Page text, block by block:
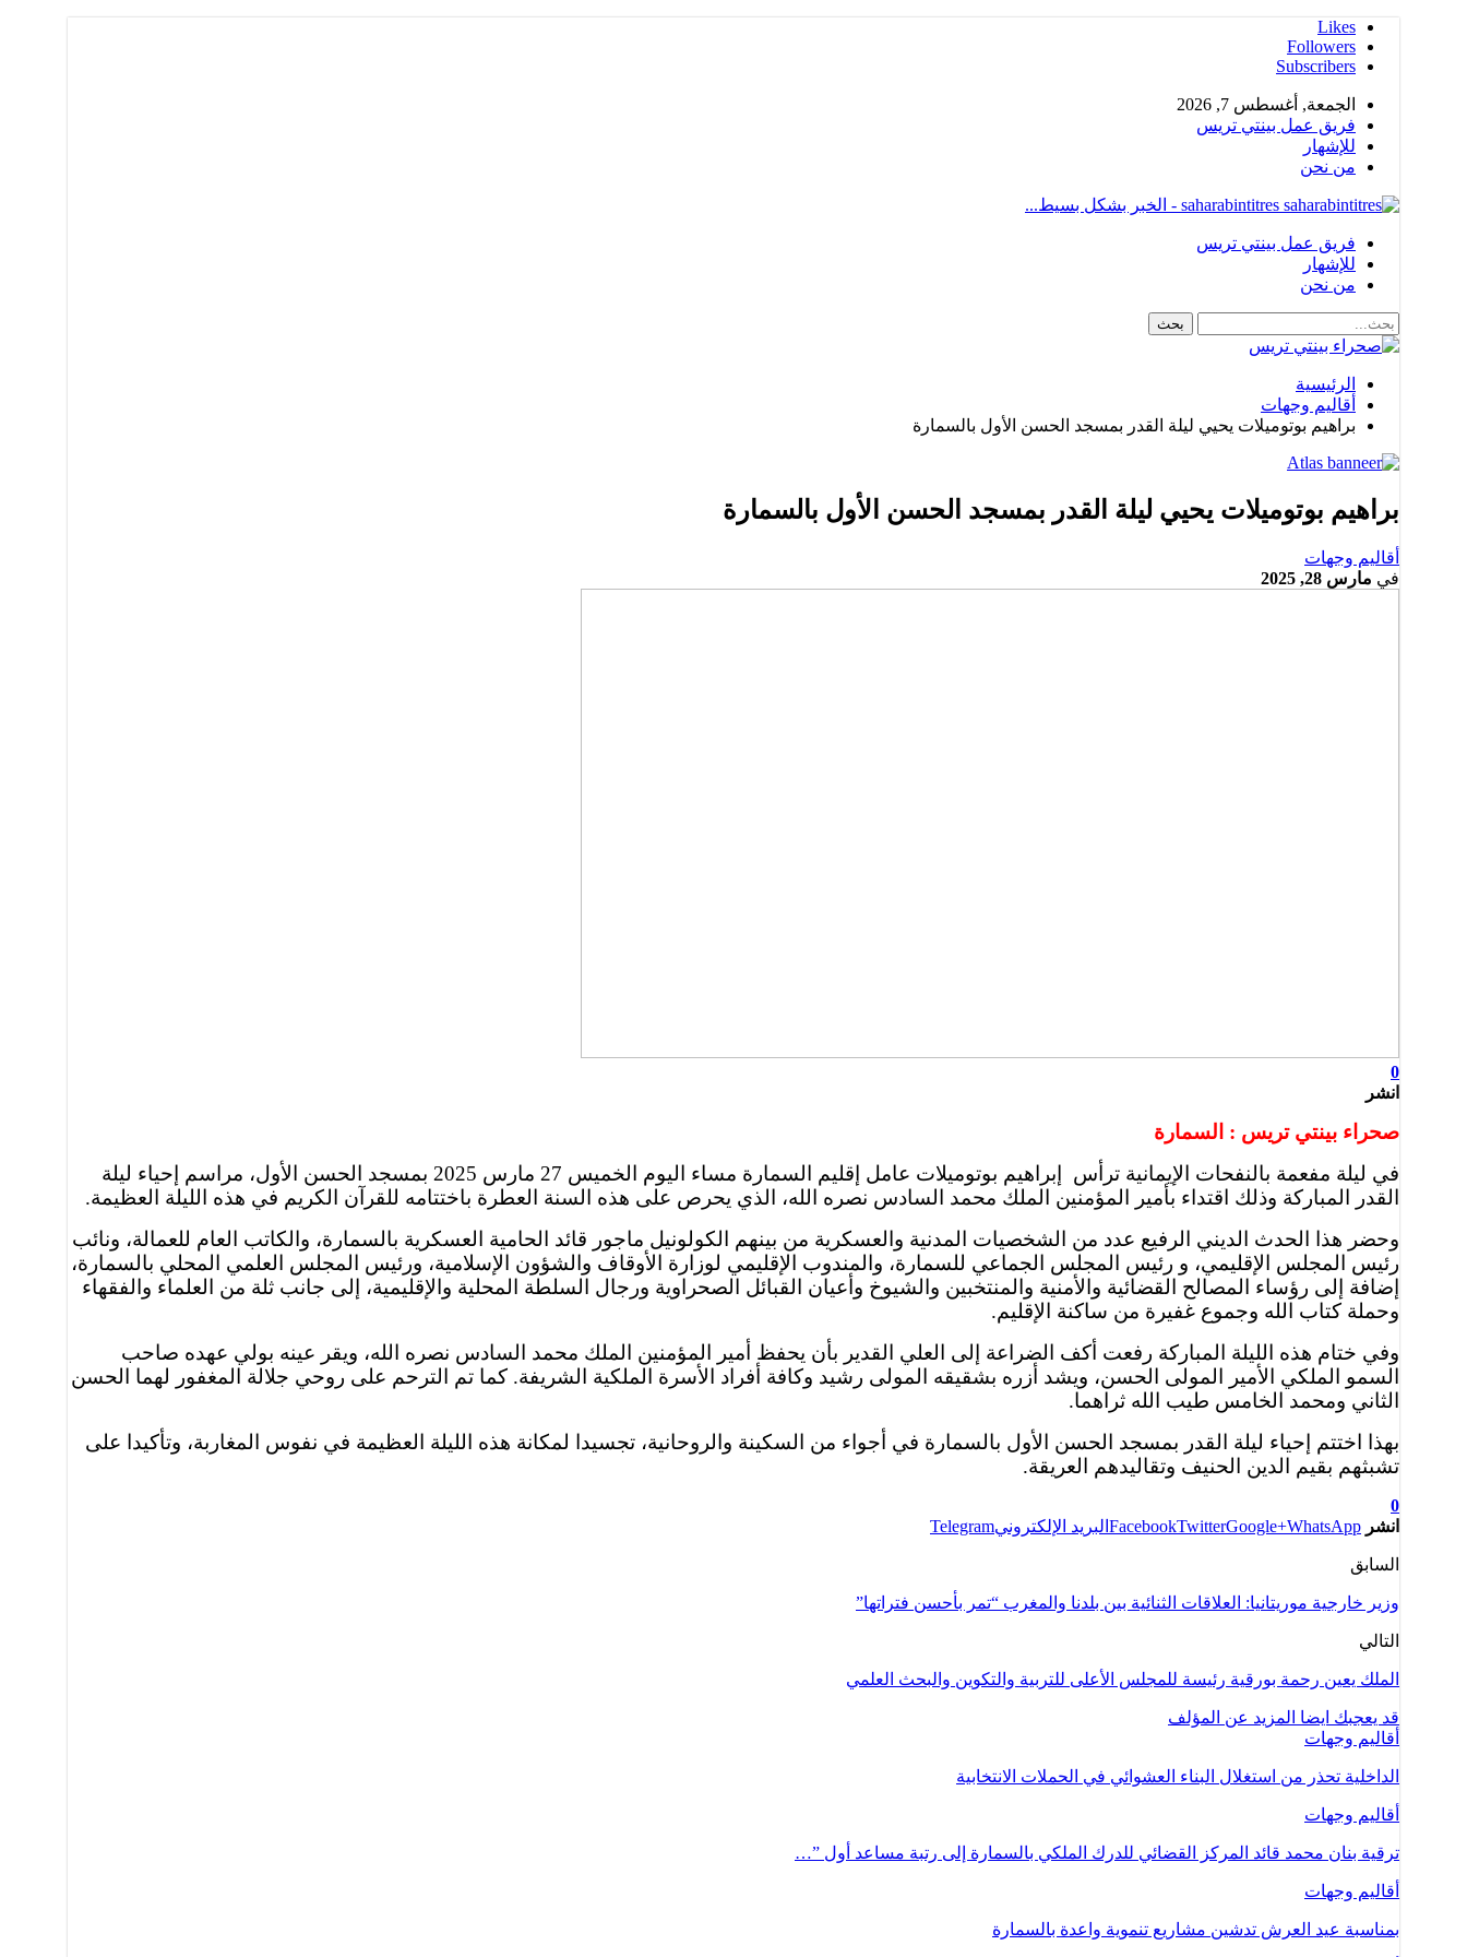
Likes
Followers
Subscribers
الجمعة, أغسطس 7, 2026
فريق عمل بينتي تريس
للإشهار
من نحن
saharabintitres - الخبر بشكل بسيط...
فريق عمل بينتي تريس
للإشهار
من نحن
الرئيسية
أقاليم وجهات
براهيم بوتوميلات يحيي ليلة القدر بمسجد الحسن الأول بالسمارة
براهيم بوتوميلات يحيي ليلة القدر بمسجد الحسن الأول بالسمارة
أقاليم وجهات
في مارس 28, 2025
0
انشر
صحراء بينتي تريس : السمارة
في ليلة مفعمة بالنفحات الإيمانية ترأس إبراهيم بوتوميلات عامل إقليم السمارة مساء اليوم الخميس 27 مارس 2025 بمسجد الحسن الأول، مراسم إحياء ليلة
القدر المباركة وذلك اقتداء بأمير المؤمنين الملك محمد السادس نصره الله، الذي يحرص على هذه السنة العطرة باختتامه للقرآن الكريم في هذه الليلة العظيمة.
وحضر هذا الحدث الديني الرفيع عدد من الشخصيات المدنية والعسكرية من بينهم الكولونيل ماجور قائد الحامية العسكرية بالسمارة، والكاتب العام للعمالة، ونائب
رئيس المجلس الإقليمي، و رئيس المجلس الجماعي للسمارة، والمندوب الإقليمي لوزارة الأوقاف والشؤون الإسلامية، ورئيس المجلس العلمي المحلي بالسمارة،
إضافة إلى رؤساء المصالح القضائية والأمنية والمنتخبين والشيوخ وأعيان القبائل الصحراوية ورجال السلطة المحلية والإقليمية، إلى جانب ثلة من العلماء والفقهاء
وحملة كتاب الله وجموع غفيرة من ساكنة الإقليم.
وفي ختام هذه الليلة المباركة رفعت أكف الضراعة إلى العلي القدير بأن يحفظ أمير المؤمنين الملك محمد السادس نصره الله، ويقر عينه بولي عهده صاحب
السمو الملكي الأمير المولى الحسن، ويشد أزره بشقيقه المولى رشيد وكافة أفراد الأسرة الملكية الشريفة. كما تم الترحم على روحي جلالة المغفور لهما الحسن
الثاني ومحمد الخامس طيب الله ثراهما.
بهذا اختتم إحياء ليلة القدر بمسجد الحسن الأول بالسمارة في أجواء من السكينة والروحانية، تجسيدا لمكانة هذه الليلة العظيمة في نفوس المغاربة، وتأكيدا على
تشبثهم بقيم الدين الحنيف وتقاليدهم العريقة.
0
انشر
FacebookTwitterGoogle+WhatsApp البريد الإلكترونيTelegram
السابق
وزير خارجية موريتانيا: العلاقات الثنائية بين بلدنا والمغرب “تمر بأحسن فتراتها”
التالي
الملك يعين رحمة بورقية رئيسة للمجلس الأعلى للتربية والتكوين والبحث العلمي
قد يعجبك ايضا المزيد عن المؤلف
أقاليم وجهات
الداخلية تحذر من استغلال البناء العشوائي في الحملات الانتخابية
أقاليم وجهات
ترقية بنان محمد قائد المركز القضائي للدرك الملكي بالسمارة إلى رتبة مساعد أول ”…
أقاليم وجهات
بمناسبة عيد العرش تدشين مشاريع تنموية واعدة بالسمارة